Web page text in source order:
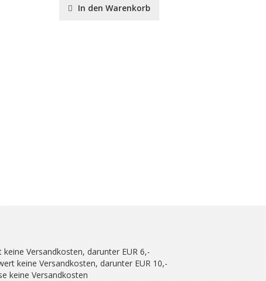
In den Warenkorb
Versandkosten, darunter EUR 6,-
keine Versandkosten, darunter EUR 10,-
keine Versandkosten